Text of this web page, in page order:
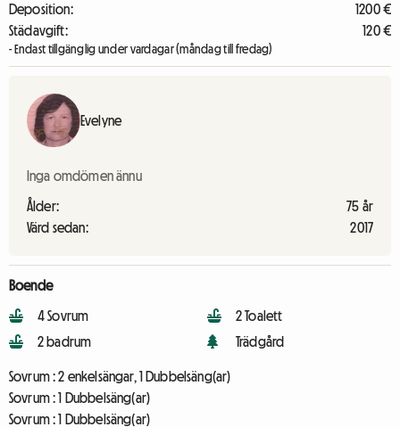
Deposition:
1200 €
Städavgift:
120 €
- Endast tillgänglig under vardagar (måndag till fredag)
Evelyne
Inga omdömen ännu
Ålder:
75 år
Värd sedan:
2017
Boende
4 Sovrum
2 badrum
2 Toalett
Trädgård
Sovrum :2 enkelsängar, 1 Dubbelsäng(ar)
Sovrum :1 Dubbelsäng(ar)
Sovrum :1 Dubbelsäng(ar)